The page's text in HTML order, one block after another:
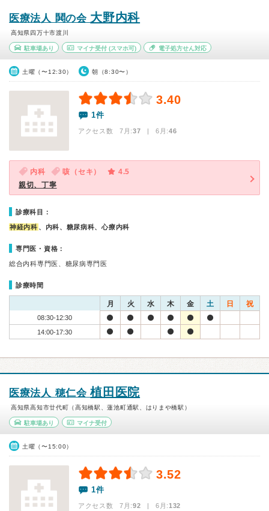
医療法人 鬨の会 大野内科
高知県四万十市渡川
駐車場あり マイナ受付(スマホ可) 電子処方せん対応
土曜（〜12:30） 朝（8:30〜）
3.40
1件
アクセス数 7月:37 | 6月:46
内科 咳（セキ）
4.5
親切、丁寧
診療科目：
神経内科 、内科、糖尿病科、心療内科
専門医・資格：
総合内科専門医、糖尿病専門医
診療時間
月 火 水 木 金 土 日 祝
08:30-12:30
14:00-17:30
医療法人 穂仁会植田医院
高知県高知市廿代町（高知橋駅、蓮池町通駅、はりまや橋駅）
駐車場あり マイナ受付
土曜（〜15:00）
3.52
1件
アクセス数 7月:92 | 6月:132